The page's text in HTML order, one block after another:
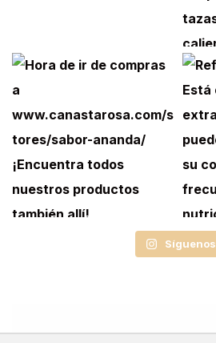
Síguenos